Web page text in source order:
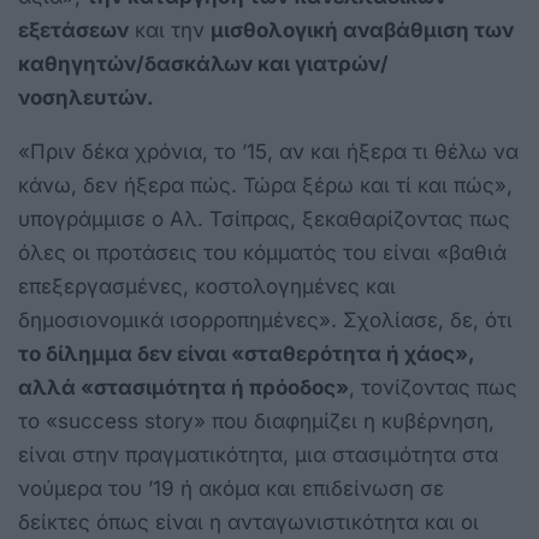
εξετάσεων και την μισθολογική αναβάθμιση των
καθηγητών/δασκάλων και γιατρών/
νοσηλευτών.
«Πριν δέκα χρόνια, το ’15, αν και ήξερα τι θέλω να
κάνω, δεν ήξερα πώς. Τώρα ξέρω και τί και πώς»,
υπογράμμισε ο Αλ. Τσίπρας, ξεκαθαρίζοντας πως
όλες οι προτάσεις του κόμματός του είναι «βαθιά
επεξεργασμένες, κοστολογημένες και
δημοσιονομικά ισορροπημένες». Σχολίασε, δε, ότι
το δίλημμα δεν είναι «σταθερότητα ή χάος»,
αλλά «στασιμότητα ή πρόοδος» , τονίζοντας πως
το «success story» που διαφημίζει η κυβέρνηση,
είναι στην πραγματικότητα, μια στασιμότητα στα
νούμερα του ’19 ή ακόμα και επιδείνωση σε
δείκτες όπως είναι η ανταγωνιστικότητα και οι